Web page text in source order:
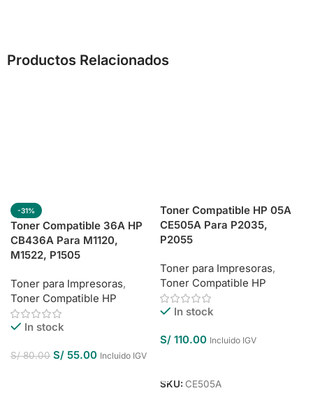
Productos Relacionados
-31%
Toner Compatible 36A HP
CB436A Para M1120,
M1522, P1505
Toner para Impresoras,
Toner Compatible HP
In stock
S/80.00 S/ 55.00 Incluido IGV
Toner Compatible HP 05A
CE505A Para P2035,
P2055
Toner para Impresoras,
Toner Compatible HP
In stock
S/ 110.00 Incluido IGV
SKU: CE505A